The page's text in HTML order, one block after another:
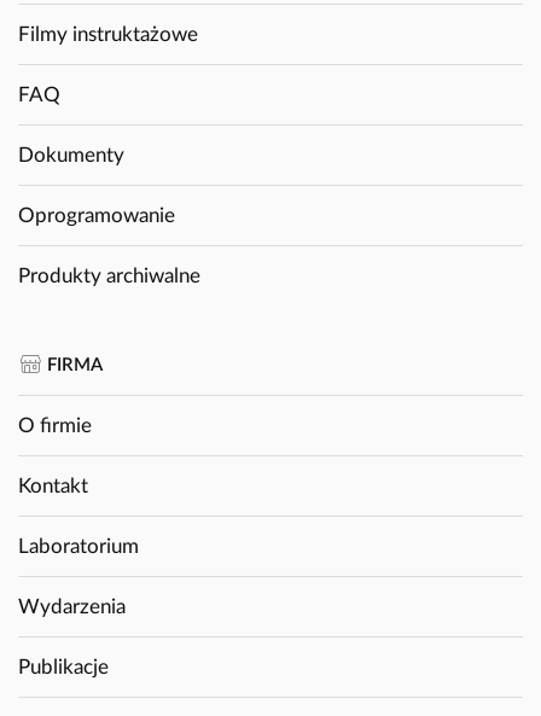
Filmy instruktażowe
FAQ
Dokumenty
Oprogramowanie
Produkty archiwalne
FIRMA
O firmie
Kontakt
Laboratorium
Wydarzenia
Publikacje